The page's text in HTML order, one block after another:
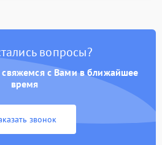
вопросы?
свяжемся с Вами в ближайшее
время
звонок